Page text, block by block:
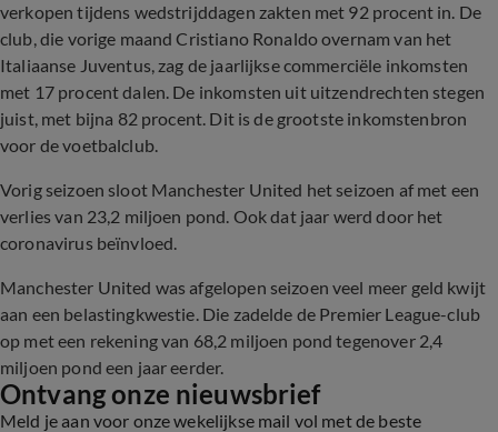
verkopen tijdens wedstrijddagen zakten met 92 procent in. De
club, die vorige maand Cristiano Ronaldo overnam van het
Italiaanse Juventus, zag de jaarlijkse commerciële inkomsten
met 17 procent dalen. De inkomsten uit uitzendrechten stegen
juist, met bijna 82 procent. Dit is de grootste inkomstenbron
voor de voetbalclub.
Vorig seizoen sloot Manchester United het seizoen af met een
verlies van 23,2 miljoen pond. Ook dat jaar werd door het
coronavirus beïnvloed.
Manchester United was afgelopen seizoen veel meer geld kwijt
aan een belastingkwestie. Die zadelde de Premier League-club
op met een rekening van 68,2 miljoen pond tegenover 2,4
miljoen pond een jaar eerder.
Ontvang onze nieuwsbrief
Meld je aan voor onze wekelijkse mail vol met de beste